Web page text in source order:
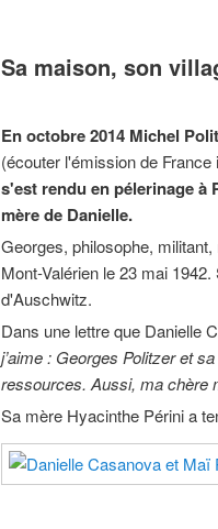
Sa maison, son
En octobre 2014 Michel
(écouter l'émission de France
s'est rendu en pélerinage à
mère de Danielle.
Georges, philosophe,
Mont-Valérien le 23 mai
d'Auschwitz.
Dans une lettre que Danielle
j’aime : Georges Politzer et
ressources. Aussi, ma chère
Sa mère Hyacinthe Périni a